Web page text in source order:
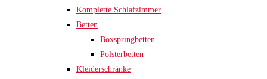
Komplette Schlafzimmer
Betten
Boxspringbetten
Polsterbetten
Kleiderschränke